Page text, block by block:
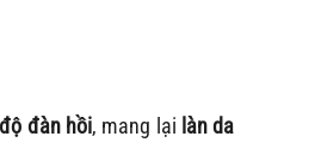
đàn hồi, mang lại làn da